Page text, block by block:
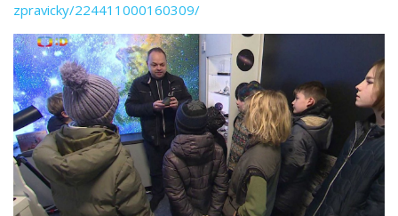
zpravicky/224411000160309/